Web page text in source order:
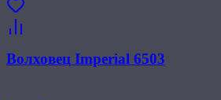
Волховец Imperial 6503